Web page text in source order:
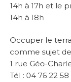
14h à 17h et le
14h à 18h
Occuper le
comme sujet
1 rue Géo-
Tél : 04 76 22 58